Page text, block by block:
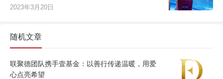
2023年3月20日
随机文章
联聚德团队携手壹基金：以善行传递温暖，用爱
心点亮希望